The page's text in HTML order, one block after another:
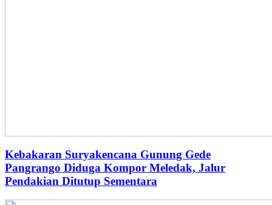
Kebakaran Suryakencana Gunung Gede
Pangrango Diduga Kompor Meledak, Jalur
Pendakian Ditutup Sementara